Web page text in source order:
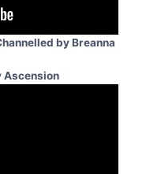
by Breanna
Ascension